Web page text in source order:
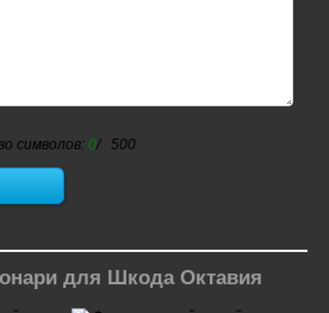
символов: 0/ 500
для Шкода Октавия